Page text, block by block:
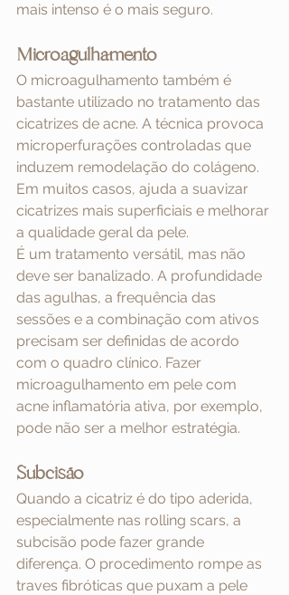
mais intenso é o mais seguro.
Microagulhamento
O microagulhamento também é
bastante utilizado no tratamento das
cicatrizes de acne. A técnica provoca
microperfurações controladas que
induzem remodelação do colágeno.
Em muitos casos, ajuda a suavizar
cicatrizes mais superficiais e melhorar
a qualidade geral da pele.
É um tratamento versátil, mas não
deve ser banalizado. A profundidade
das agulhas, a frequência das
sessões e a combinação com ativos
precisam ser definidas de acordo
com o quadro clínico. Fazer
microagulhamento em pele com
acne inflamatória ativa, por exemplo,
pode não ser a melhor estratégia.
Subcisão
Quando a cicatriz é do tipo aderida,
especialmente nas rolling scars, a
subcisão pode fazer grande
diferença. O procedimento rompe as
traves fibróticas que puxam a pele